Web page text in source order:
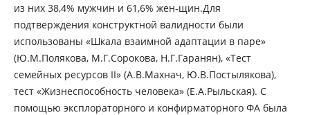
из них 38,4% мужчин и 61,6% жен-щин.Для
подтверждения конструктной валидности были
использованы «Шкала взаимной адаптации в паре»
(Ю.М.Полякова, М.Г.Сорокова, Н.Г.Гаранян), «Тест
семейных ресурсов II» (А.В.Махнач, Ю.В.Постылякова),
тест «Жизнеспособность человека» (Е.А.Рыльская). С
помощью эксплораторного и конфирматорного ФА была